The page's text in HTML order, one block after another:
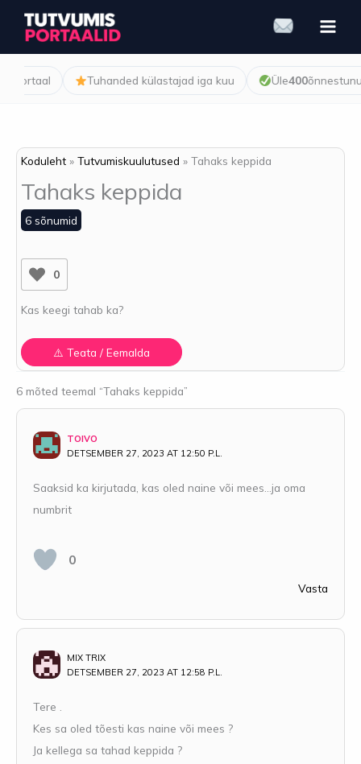
content
Tuhanded külastajad iga kuu Üle400õnnestunud
Koduleht Tutvumiskuulutused Tahaks keppida
Tahaks keppida
6 sõnumid
0
Kas keegi tahab ka?
6 mõted teemal “Tahaks keppida”
TOIVO
DETSEMBER 27, 2023 AT 12:50 P.L.
Saaksid ka kirjutada, kas oled naine või mees…ja oma
numbrit
0
Vasta
MIX TRIX
DETSEMBER 27, 2023 AT 12:58 P.L.
Tere .
Kes sa oled tõesti kas naine või mees ?
Ja kellega sa tahad keppida ?